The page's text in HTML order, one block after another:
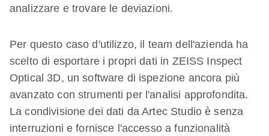
analizzare e trovare le deviazioni.
Per questo caso d'utilizzo, il team dell'azienda ha
scelto di esportare i propri dati in ZEISS Inspect
Optical 3D, un software di ispezione ancora più
avanzato con strumenti per l'analisi approfondita.
La condivisione dei dati da Artec Studio è senza
interruzioni e fornisce l'accesso a funzionalità